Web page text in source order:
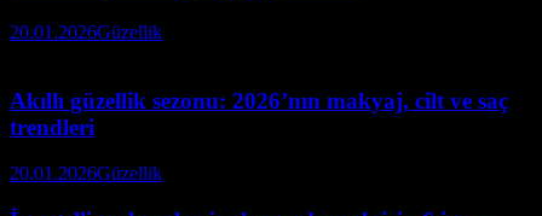
20.01.2026Güzellik
Akıllı güzellik sezonu: 2026’nın makyaj, cilt ve saç
trendleri
20.01.2026Güzellik